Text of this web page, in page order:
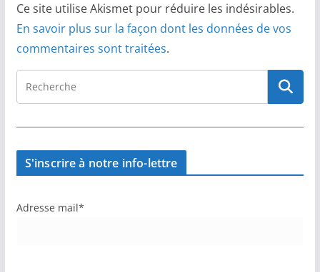
Ce site utilise Akismet pour réduire les indésirables.
En savoir plus sur la façon dont les données de vos
commentaires sont traitées.
S'inscrire à notre info-lettre
Adresse mail*